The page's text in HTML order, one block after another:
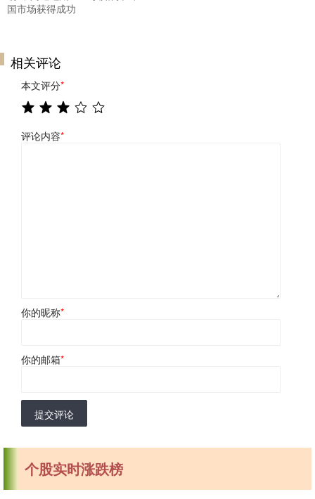
国市场获得成功
相关评论
本文评分*
评论内容*
你的昵称*
你的邮箱*
提交评论
个股实时涨跌榜